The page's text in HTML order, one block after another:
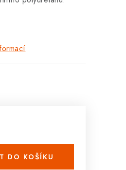
DO KOŠÍKU